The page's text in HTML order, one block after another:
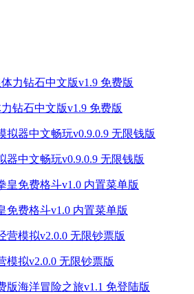
钻石中文版v1.9 免费版
器中文畅玩v0.9.0.9 无限钱版
免费格斗v1.0 内置菜单版
模拟v2.0.0 无限钞票版